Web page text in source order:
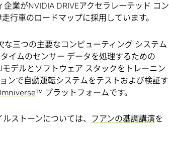
業がNVIDIA DRIVEアクセラレーテッド コン
行車のロードマップに採用しています。
三つの主要なコンピューティング システム
イムのセンサー データを処理するための
デルとソフトウェア スタックをトレーニン
ンで自動運転システムをテストおよび検証す
™ プラットフォームです。
ストーンについては、 フアンの基調講演を